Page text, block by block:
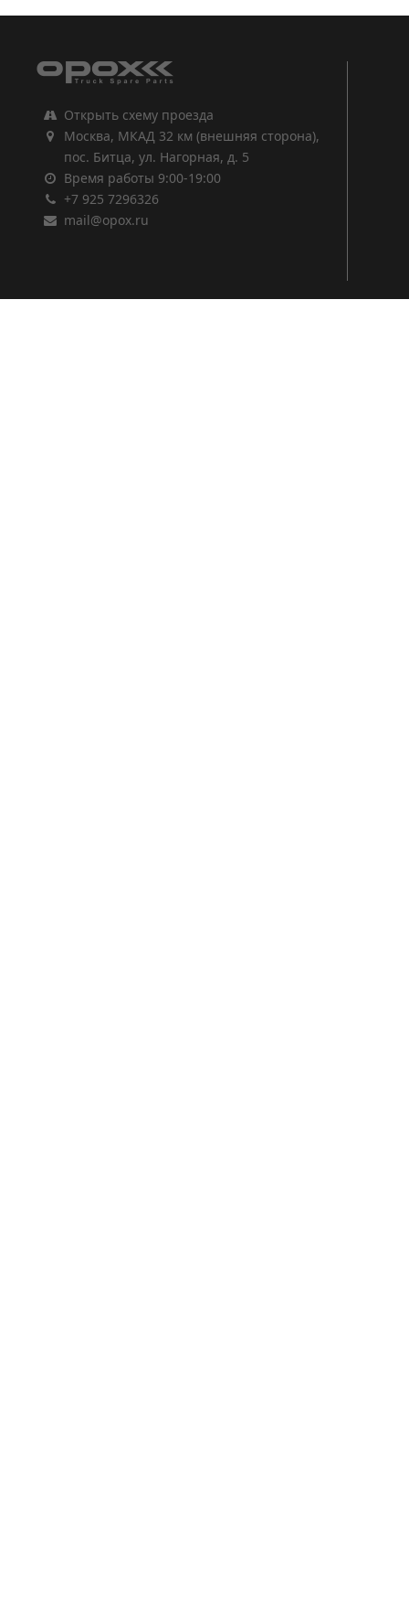
Открыть схему проезда
Москва, МКАД 32 км (внешняя сторона),
пос. Битца, ул. Нагорная, д. 5
Время работы 9:00-19:00
+7 925 7296326
mail@opox.ru